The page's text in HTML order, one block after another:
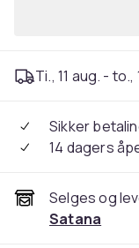
Ti., 11 aug. - to.,
Sikker
14 dagers
Selges og
Satana